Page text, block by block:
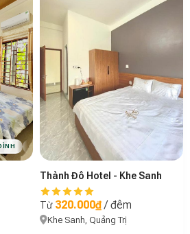
VIBE MỘC MẠC
Thành Đô Hotel - Khe Sanh
Từ 320.000₫/ đêm
Khe Sanh, Quảng Trị